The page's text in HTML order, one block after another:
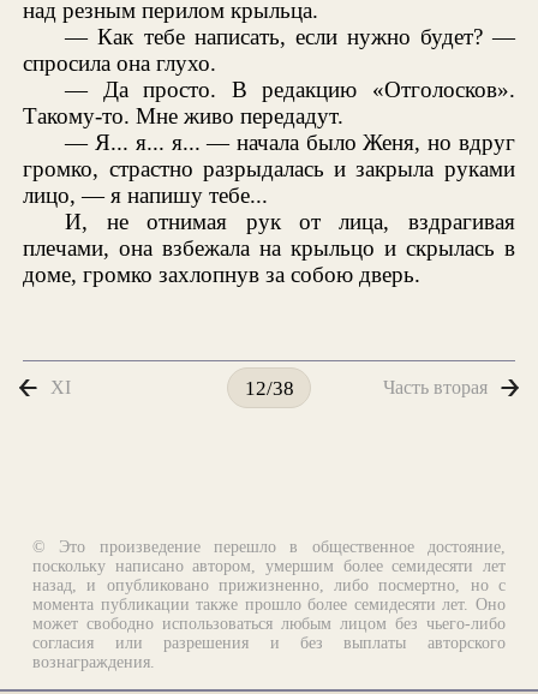
над резным перилом крыльца.
— Как тебе написать, если нужно будет? —
спросила она глухо.
— Да просто. В редакцию «Отголосков».
Такому-то. Мне живо передадут.
— Я... я... я... — начала было Женя, но вдруг
громко, страстно разрыдалась и закрыла руками
лицо, — я напишу тебе...
И, не отнимая рук от лица, вздрагивая
плечами, она взбежала на крыльцо и скрылась в
доме, громко захлопнув за собою дверь.
XI 12/38 Часть вторая
© Это произведение перешло в общественное достояние,
поскольку написано автором, умершим более семидесяти лет
назад, и опубликовано прижизненно, либо посмертно, но с
момента публикации также прошло более семидесяти лет. Оно
может свободно использоваться любым лицом без чьего-либо
согласия или разрешения и без выплаты авторского
вознаграждения.